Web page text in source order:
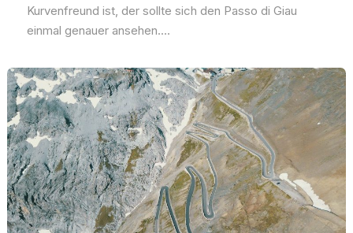
Kurvenfreund ist, der sollte sich den Passo di Giau
einmal genauer ansehen....